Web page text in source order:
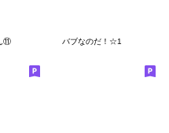
⑪ バブなのだ！☆1